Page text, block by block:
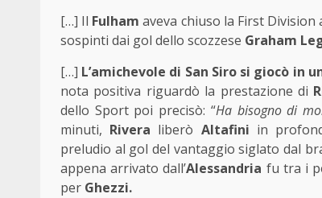
[…] Il Fulham aveva chiuso la First
sospinti dai gol dello scozzese Graham
[…] L’amichevole di San Siro si giocò
nota positiva riguardò la prestazione di
dello Sport poi precisò: “Ha bisogno di
minuti, Rivera liberò Altafini in
preludio al gol del vantaggio siglato dal
appena arrivato dall’Alessandria fu tra i
per Ghezzi.